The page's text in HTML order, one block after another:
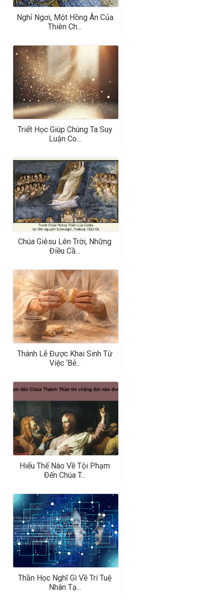
Nghỉ Ngơi, Một Hồng Ân Của
Thiên Ch...
Triết Học Giúp Chúng Ta Suy
Luận Co...
Chúa Giêsu Lên Trời, Những
Điều Cầ...
Thánh Lễ Được Khai Sinh Từ
Việc ‘bẻ...
Hiểu Thế Nào Về Tội Phạm
Đến Chúa T...
Thần Học Nghĩ Gì Về Trí Tuệ
Nhân Tạ...